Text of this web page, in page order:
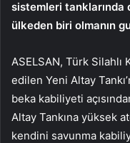
sistemleri
ülkeden biri olmanın
ASELSAN, Türk Silahlı
edilen Yeni Altay
beka kabiliyeti
Altay Tankına yüksek
kendini savunma